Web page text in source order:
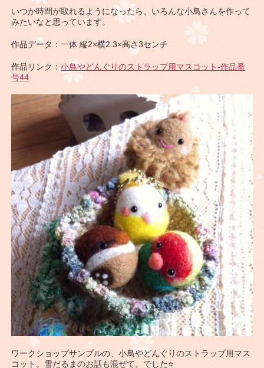
いつか時間が取れるようになったら、いろんな小鳥さんを作って
みたいなと思っています。
作品データ：一体 縦2×横2.3×高さ3センチ
作品リンク：小鳥やどんぐりのストラップ用マスコット-作品番
号44
ワークショップサンプルの、小鳥やどんぐりのストラップ用マス
コット。雪だるまのお話も混ぜて。でした⭐